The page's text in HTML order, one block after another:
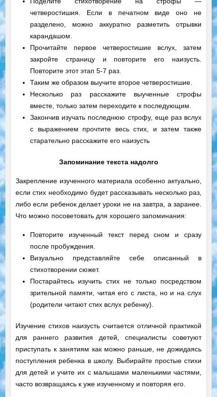
четверостишия. Если в печатном виде оно не
разделено, можно аккуратно разметить отрывки
карандашом.
Прочитайте первое четверостишие вслух, затем
закройте страницу и повторите его наизусть.
Повторите этот этап 5-7 раз.
Таким же образом выучите второе четверостишие.
Несколько раз расскажите выученные строфы
вместе, только затем переходите к последующим.
Закончив изучать последнюю строфу, еще раз вслух
с выражением прочтите весь стих, и затем также
старательно расскажите его наизусть
Запоминание текста надолго
Закрепление изученного материала особенно актуально,
если стих необходимо будет рассказывать несколько раз,
либо если ребенок делает уроки не на завтра, а заранее.
Что можно посоветовать для хорошего запоминания:
Повторите изученный текст перед сном и сразу
после пробуждения.
Визуально представляйте себе описанный в
стихотворении сюжет.
Постарайтесь изучить стих не только посредством
зрительной памяти, читая его с листа, но и на слух
(родители читают стих вслух ребенку).
Изучение стихов наизусть считается отличной практикой
для раннего развития детей, специалисты советуют
приступать к занятиям как можно раньше, не дожидаясь
поступления ребенка в школу. Выбирайте простые стихи
для детей и учите их с малышами маленькими частями,
часто возвращаясь к уже изученному и повторяя его.